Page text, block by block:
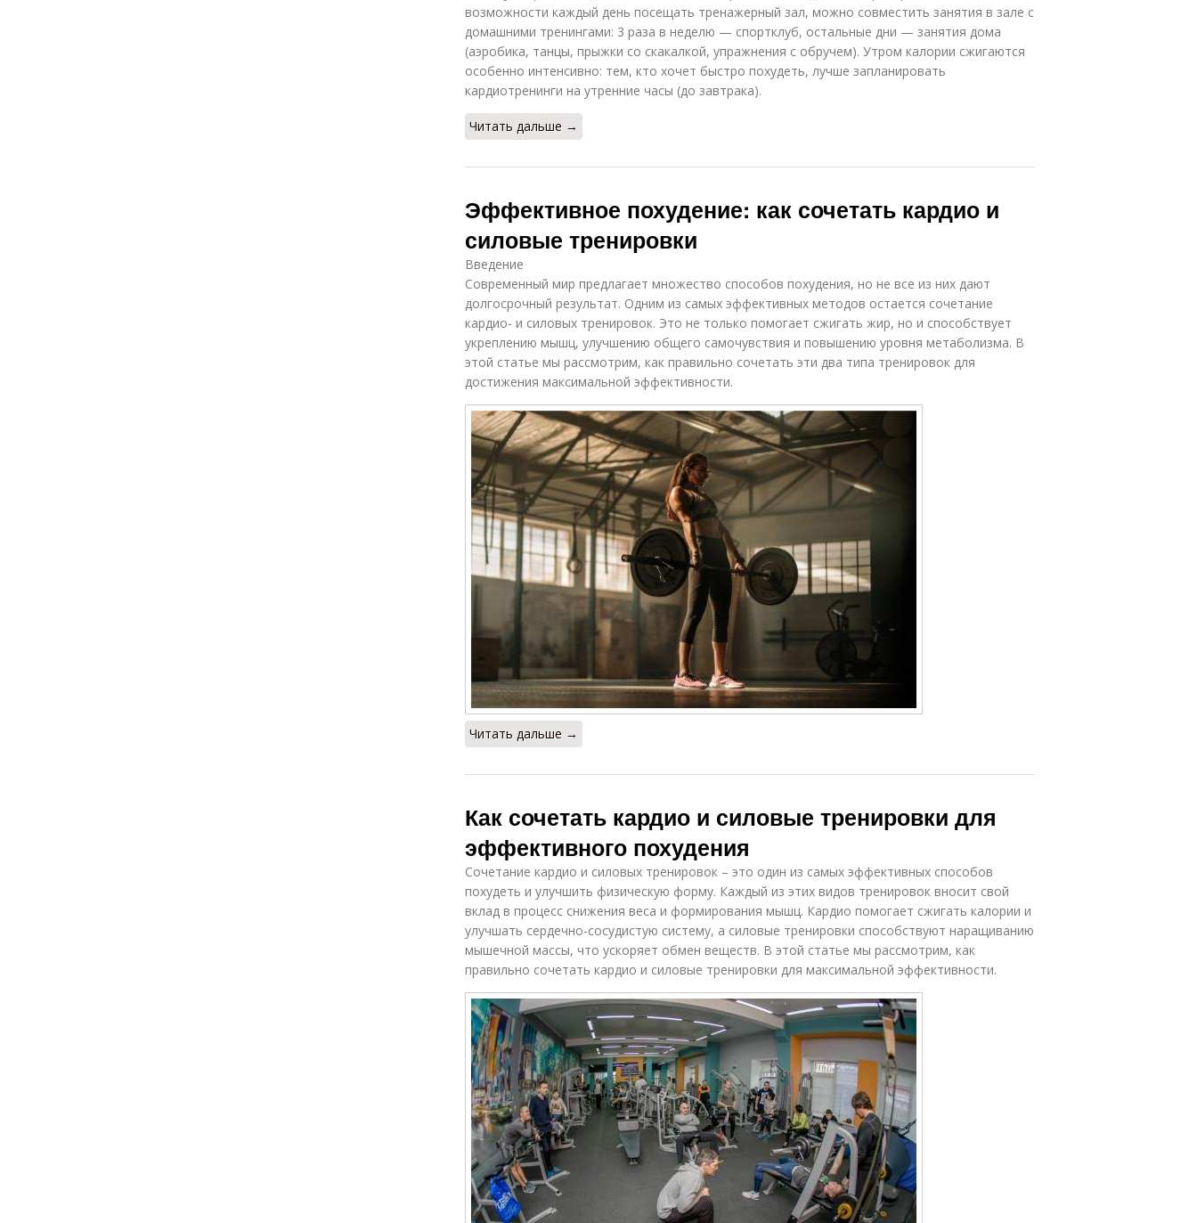
возможности каждый день посещать тренажерный зал, можно совместить занятия в зале с
домашними тренингами: 3 раза в неделю — спортклуб, остальные дни — занятия дома
(аэробика, танцы, прыжки со скакалкой, упражнения с обручем). Утром калории сжигаются
особенно интенсивно: тем, кто хочет быстро похудеть, лучше запланировать
кардиотренинги на утренние часы (до завтрака).
Читать дальше →
Эффективное похудение: как сочетать кардио и
силовые тренировки
Введение
Современный мир предлагает множество способов похудения, но не все из них дают
долгосрочный результат. Одним из самых эффективных методов остается сочетание
кардио- и силовых тренировок. Это не только помогает сжигать жир, но и способствует
укреплению мышц, улучшению общего самочувствия и повышению уровня метаболизма. В
этой статье мы рассмотрим, как правильно сочетать эти два типа тренировок для
достижения максимальной эффективности.
Читать дальше →
Как сочетать кардио и силовые тренировки для
эффективного похудения
Сочетание кардио и силовых тренировок – это один из самых эффективных способов
похудеть и улучшить физическую форму. Каждый из этих видов тренировок вносит свой
вклад в процесс снижения веса и формирования мышц. Кардио помогает сжигать калории и
улучшать сердечно-сосудистую систему, а силовые тренировки способствуют наращиванию
мышечной массы, что ускоряет обмен веществ. В этой статье мы рассмотрим, как
правильно сочетать кардио и силовые тренировки для максимальной эффективности.